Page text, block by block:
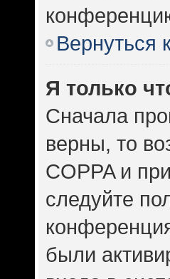
Вернуться
Я только
Сначала
верны, то
COPPA и
следуйте
были